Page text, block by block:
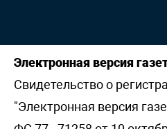
Электронная версия
Свидетельство о
"Электронная версия